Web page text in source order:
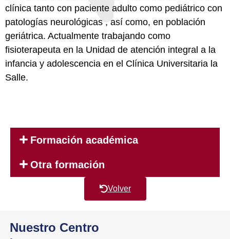
clínica tanto con paciente adulto como pediátrico con
patologías neurológicas , así como, en población
geriátrica. Actualmente trabajando como
fisioterapeuta en la Unidad de atención integral a la
infancia y adolescencia en el Clínica Universitaria la
Salle.
Formación académica
Otra formación
Volver
Nuestro Centro